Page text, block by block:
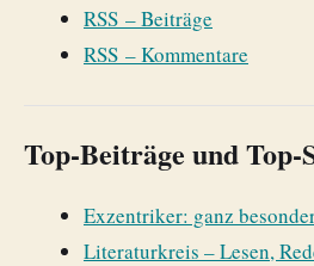
RSS – Beiträge
RSS – Kommentare
Top-Beiträge und Top-
Exzentriker: ganz
Literaturkreis – Lesen,